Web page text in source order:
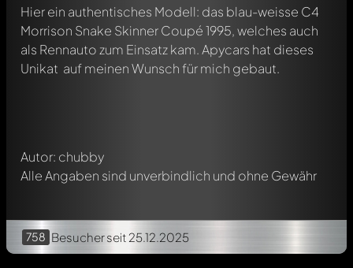
Hier ein authentisches Modell: das blau-weisse C4
Morrison Snake Skinner Coupé 1995, welches auch
als Rennauto zum Einsatz kam. Apycars hat dieses
Unikat auf meinen Wunsch für mich gebaut.
Autor: chubby
Alle Angaben sind unverbindlich und ohne Gewähr
758 Besucherseit 25.12.2025
Schreibe jetzt einen ersten Kommentar zu diesem Modell!
Jeder Kommentar kann von allen Mitgliedern diskutiert
werden. Es ist wie ein Chat.
Erwähne andere Modelly-Mitglieder durch die